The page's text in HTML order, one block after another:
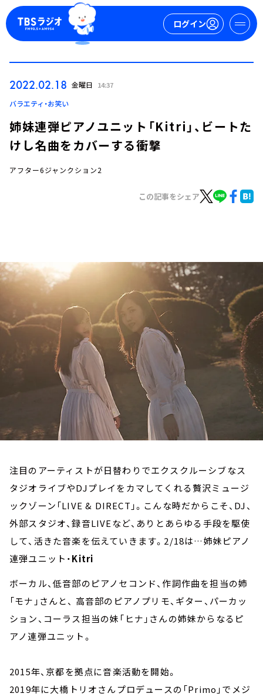
ログイン
ログイン
お知らせ
イベント・グッズ
YouTube
会社情報
2022.02.18 金曜日 14:37
バラエティ・お笑い
姉妹連弾ピアノユニット「Kitri」、ビートた
けし名曲をカバーする衝撃
アフター6ジャンクション2
この記事をシェア
注目のアーティストが日替わりでエクスクルーシブなス
タジオライブやDJプレイをカマしてくれる贅沢ミュージ
ックゾーン「LIVE & DIRECT」。こんな時だからこそ、DJ、
外部スタジオ、録音LIVEなど、ありとあらゆる手段を駆使
して、活きた音楽を伝えていきます。2/18は…姉妹ピアノ
連弾ユニット・Kitri
ボーカル、低音部のピアノセコンド、作詞作曲を担当の姉
「モナ」さんと、 高音部のピアノプリモ、ギター、パーカッ
ション、コーラス担当の妹「ヒナ」さんの姉妹からなるピ
アノ連弾ユニット。
2015年、京都を拠点に音楽活動を開始。
2019年に大橋トリオさんプロデュースの「Primo」でメジ